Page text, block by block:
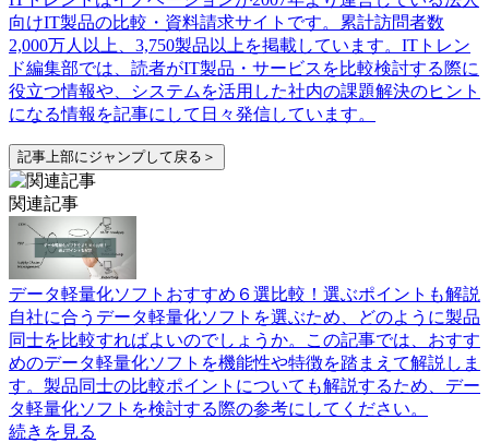
向けIT製品の比較・資料請求サイトです。累計訪問者数
2,000万人以上、3,750製品以上を掲載しています。ITトレン
ド編集部では、読者がIT製品・サービスを比較検討する際に
役立つ情報や、システムを活用した社内の課題解決のヒント
になる情報を記事にして日々発信しています。
記事上部にジャンプして戻る＞
関連記事
データ軽量化ソフトおすすめ６選比較！選ぶポイントも解説
自社に合うデータ軽量化ソフトを選ぶため、どのように製品
同士を比較すればよいのでしょうか。この記事では、おすす
めのデータ軽量化ソフトを機能性や特徴を踏まえて解説しま
す。製品同士の比較ポイントについても解説するため、デー
タ軽量化ソフトを検討する際の参考にしてください。
続きを見る